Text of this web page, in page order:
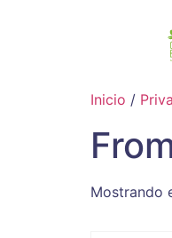
Inicio /
Mostrando